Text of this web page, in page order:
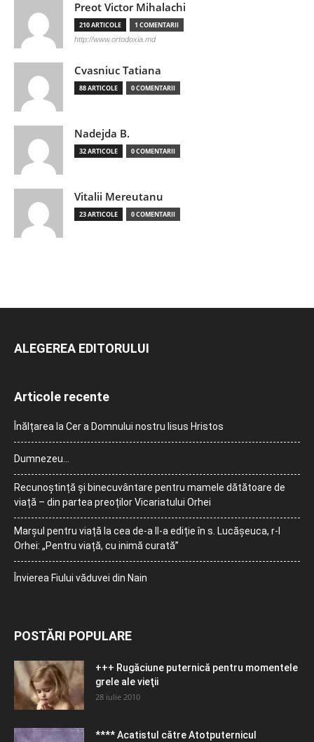
Preot Victor Mihalachi
210 ARTICOLE 1 COMENTARII
http://www.ortodoxia.md
Cvasniuc Tatiana
88 ARTICOLE 0 COMENTARII
Nadejda B.
32 ARTICOLE 0 COMENTARII
Vitalii Mereutanu
23 ARTICOLE 0 COMENTARII
ALEGEREA EDITORULUI
Articole recente
Înălțarea la Cer a Domnului nostru Iisus Hristos
Dumnezeu…
Recunoștință și binecuvântare pentru mamele dătătoare de
viață – din partea preoților Vicariatului Orhei
Marșul pentru viață la cea de-a II-a ediție în s. Lucășeuca, r-l
Orhei: „Pentru viață, cu inimă curată”
Învierea Fiului văduvei din Nain
POSTĂRI POPULARE
+++ Rugăciune puternică pentru momentele
grele ale vieţii
28 iulie 2010
**** Acatistul către Atotputernicul